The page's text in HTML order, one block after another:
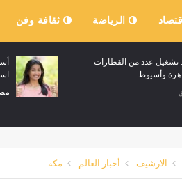
الرياضة ثقافة وفن
تشغيل عدد من القطارات
وأسيوط
الارشيف أخبار العالم مكه